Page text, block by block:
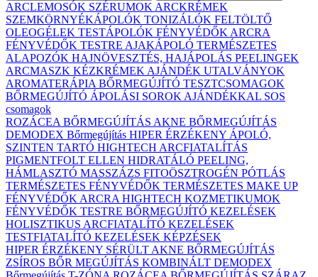
ARCLEMOSÓK SZÉRUMOK ARCKRÉMEK
SZEMKÖRNYÉKÁPOLÓK TONIZÁLÓK FELTÖLTŐ
OLEOGÉLEK TESTÁPOLÓK FÉNYVÉDŐK ARCRA
FÉNYVÉDŐK TESTRE AJAKÁPOLÓ TERMÉSZETES
ALAPOZÓK HAJNÖVESZTÉS, HAJÁPOLÁS PEELINGEK
ARCMASZK KÉZKRÉMEK AJÁNDÉK UTALVÁNYOK
AROMATERÁPIA BŐRMEGÚJÍTÓ TESZTCSOMAGOK
BŐRMEGÚJÍTÓ ÁPOLÁSI SOROK AJÁNDÉKKAL SOS
csomagok
ROZÁCEA BŐRMEGÚJÍTÁS AKNE BŐRMEGÚJÍTÁS
DEMODEX Bőrmegújítás HIPER ÉRZÉKENY ÁPOLÓ,
SZINTEN TARTÓ HIGHTECH ARCFIATALÍTÁS
PIGMENTFOLT ELLEN HIDRATÁLÓ PEELING,
HÁMLASZTÓ MASSZÁZS FITOÖSZTROGÉN PÓTLÁS
TERMÉSZETES FÉNYVÉDŐK TERMÉSZETES MAKE UP
FÉNYVÉDŐK ARCRA HIGHTECH KOZMETIKUMOK
FÉNYVÉDŐK TESTRE BŐRMEGÚJÍTÓ KEZELÉSEK
HOLISZTIKUS ARCFIATALÍTÓ KEZELÉSEK
TESTFIATALÍTÓ KEZELÉSEK KÉPZÉSEK
HIPER ÉRZÉKENY SÉRÜLT AKNE BŐRMEGÚJÍTÁS
ZSÍROS BŐR MEGÚJÍTÁS KOMBINÁLT DEMODEX